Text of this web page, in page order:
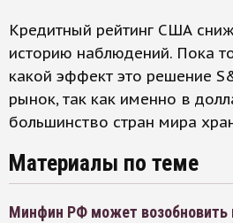
Кредитный рейтинг США
историю наблюдений. Пока
какой эффект это решение
рынок, так как именно в
большинство стран мира
Материалы по теме
Минфин РФ может